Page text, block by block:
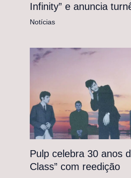
Infinity” e anuncia
Notícias
Pulp celebra 30 anos
Class” com reedição